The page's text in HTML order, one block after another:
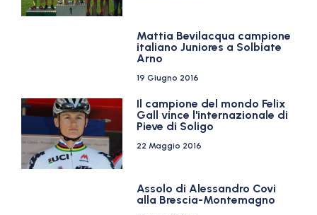
Mattia Bevilacqua campione
italiano Juniores a Solbiate
Arno
19 Giugno 2016
Il campione del mondo Felix
Gall vince l'internazionale di
Pieve di Soligo
22 Maggio 2016
Assolo di Alessandro Covi
alla Brescia-Montemagno